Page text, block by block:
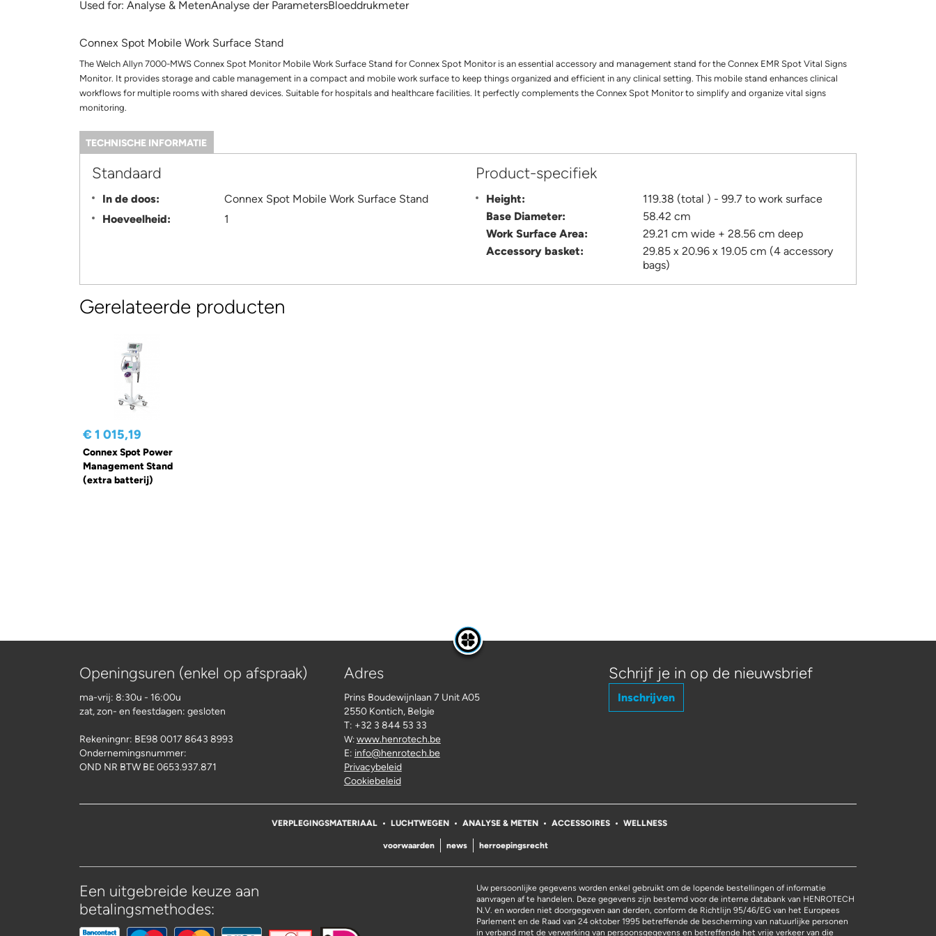
Used for: Analyse & MetenAnalyse der ParametersBloeddrukmeter
Connex Spot Mobile Work Surface Stand
The Welch Allyn 7000-MWS Connex Spot Monitor Mobile Work Surface Stand for Connex Spot Monitor is an essential accessory and management stand for the Connex EMR Spot Vital Signs
Monitor. It provides storage and cable management in a compact and mobile work surface to keep things organized and efficient in any clinical setting. This mobile stand enhances clinical
workflows for multiple rooms with shared devices. Suitable for hospitals and healthcare facilities. It perfectly complements the Connex Spot Monitor to simplify and organize vital signs
monitoring.
Information
TECHNISCHE INFORMATIE
TABBLAD)
Standaard
In de doos:
Connex Spot Mobile Work Surface Stand
Hoeveelheid:
1
Product-specifiek
Height:
119.38 (total ) - 99.7 to work surface
Base Diameter:
58.42 cm
Work Surface Area:
29.21 cm wide + 28.56 cm deep
Accessory basket:
29.85 x 20.96 x 19.05 cm (4 accessory
bags)
Gerelateerde producten
€ 1 015,19
Connex Spot Power
Management Stand
(extra batterij)
Openingsuren (enkel op afspraak)
ma-vrij: 8:30u - 16:00u
zat, zon- en feestdagen: gesloten
Rekeningnr: BE98 0017 8643 8993
Ondernemingsnummer:
OND NR BTW BE 0653.937.871
Adres
Prins Boudewijnlaan 7 Unit A05
2550 Kontich, Belgie
T: +32 3 844 53 33
W: www.henrotech.be
E: info@henrotech.be
Privacybeleid
Cookiebeleid
Schrijf je in op de nieuwsbrief
Inschrijven
VERPLEGINGSMATERIAAL LUCHTWEGEN ANALYSE & METEN ACCESSOIRES WELLNESS
voorwaarden news herroepingsrecht
Een uitgebreide keuze aan
betalingsmethodes:
Uw persoonlijke gegevens worden enkel gebruikt om de lopende bestellingen of informatie
aanvragen af te handelen. Deze gegevens zijn bestemd voor de interne databank van HENROTECH
N.V. en worden niet doorgegeven aan derden, conform de Richtlijn 95/46/EG van het Europees
Parlement en de Raad van 24 oktober 1995 betreffende de bescherming van natuurlijke personen
in verband met de verwerking van persoonsgegevens en betreffende het vrije verkeer van die